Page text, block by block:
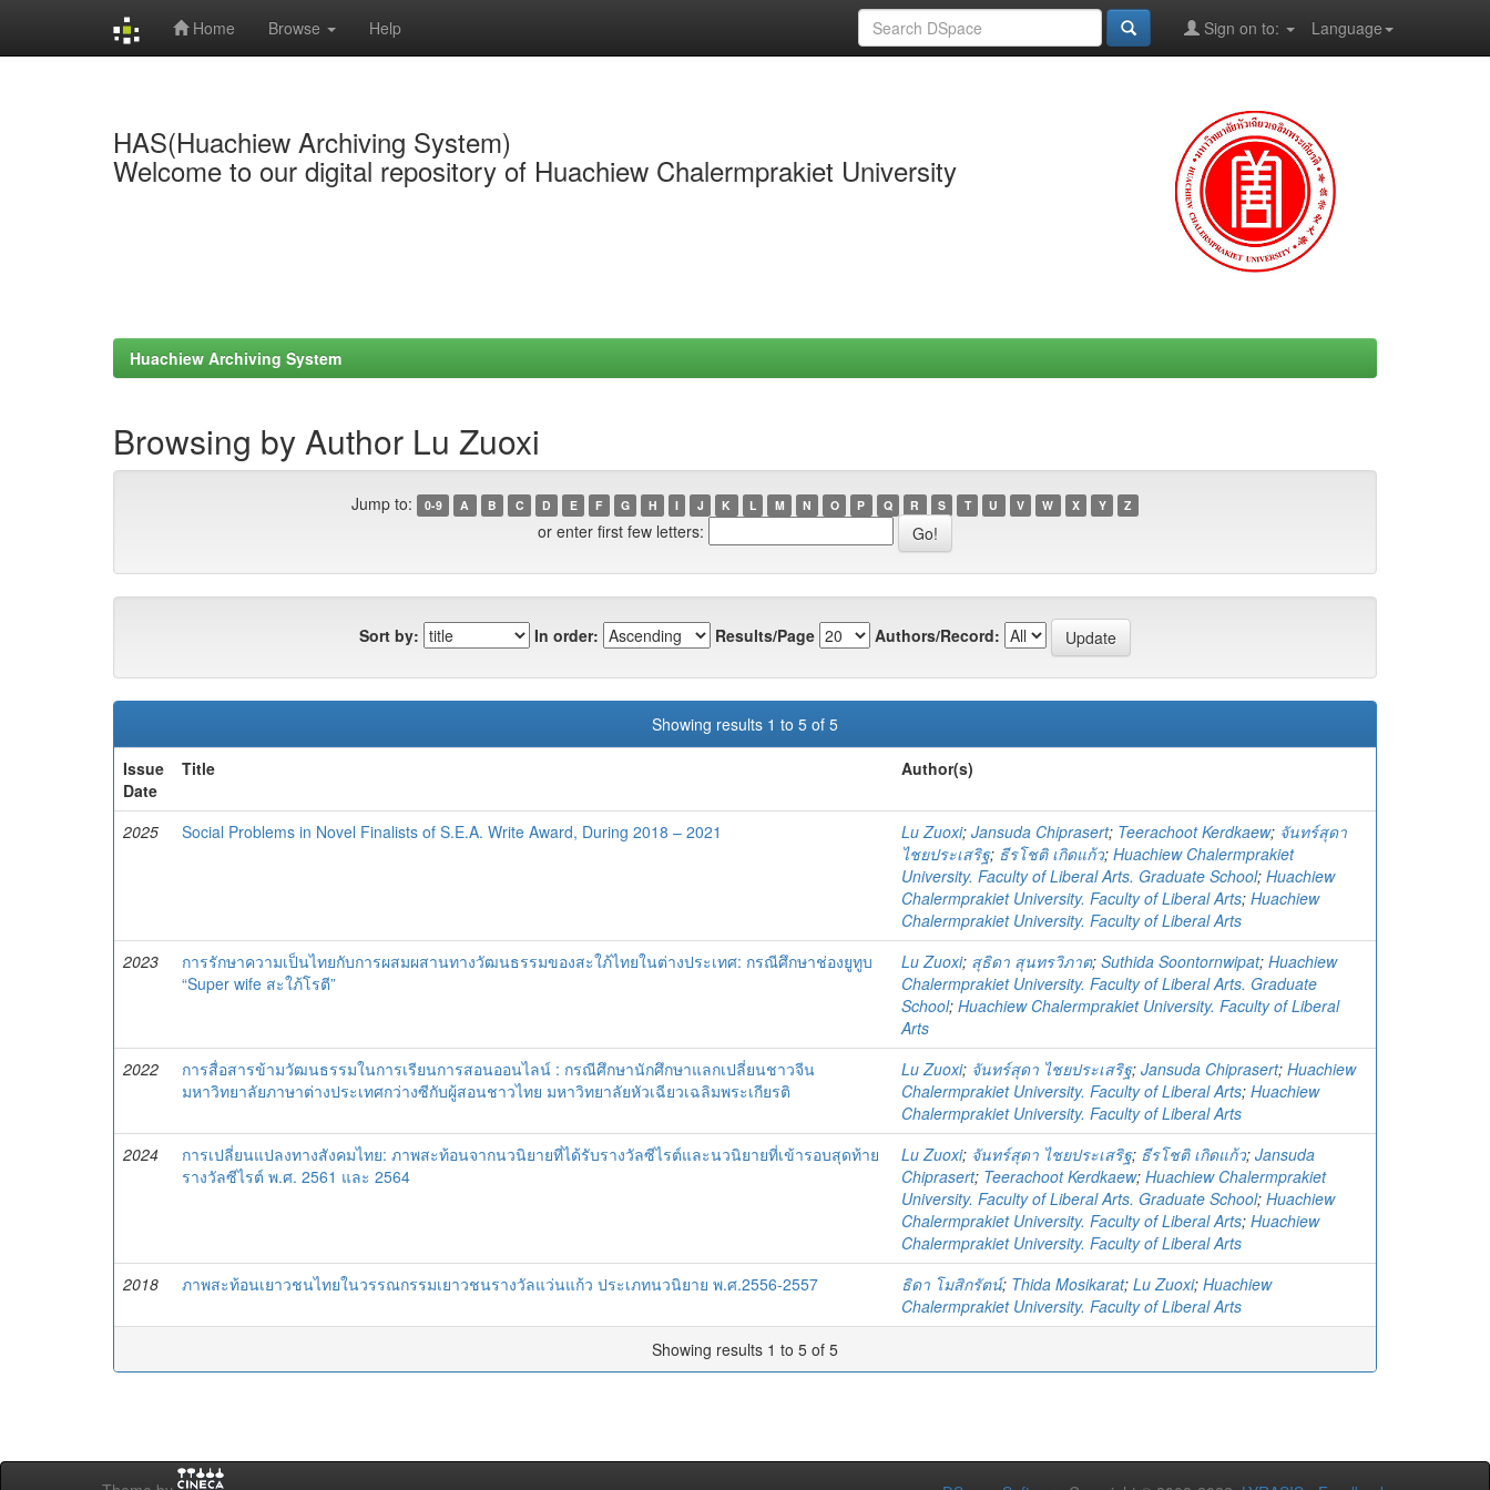
Home Browse Help Language
Sign on to:
HAS(Huachiew Archiving System)
Welcome to our digital repository of Huachiew Chalermprakiet University
Huachiew Archiving System
Browsing by Author Lu Zuoxi
Jump to: 0-9 A B C D E F G H I J K L M N O P Q R S T U V W X Y Z
or enter first few letters:
Sort by: In order: Results/Page Authors/Record:
Showing results 1 to 5 of 5
Issue
Date
Title Author(s)
2025 Social Problems in Novel Finalists of S.E.A. Write Award, During 2018 – 2021 Lu Zuoxi; Jansuda Chiprasert; Teerachoot Kerdkaew; จันทร์สุดา
ไชยประเสริฐ; ธีรโชติ เกิดแก้ว; Huachiew Chalermprakiet
University. Faculty of Liberal Arts. Graduate School; Huachiew
Chalermprakiet University. Faculty of Liberal Arts; Huachiew
Chalermprakiet University. Faculty of Liberal Arts
2023
การรักษาความเป็นไทยกับการผสมผสานทางวัฒนธรรมของสะใภ้ไทยในต่างประเทศ: กรณีศึกษาช่องยูทูบ
“Super wife สะใภ้โรตี”
Lu Zuoxi; สุธิดา สุนทรวิภาต; Suthida Soontornwipat; Huachiew
Chalermprakiet University. Faculty of Liberal Arts. Graduate
School; Huachiew Chalermprakiet University. Faculty of Liberal
Arts
2022
การสื่อสารข้ามวัฒนธรรมในการเรียนการสอนออนไลน์ : กรณีศึกษานักศึกษาแลกเปลี่ยนชาวจีน
มหาวิทยาลัยภาษาต่างประเทศกว่างซีกับผู้สอนชาวไทย มหาวิทยาลัยหัวเฉียวเฉลิมพระเกียรติ
Lu Zuoxi; จันทร์สุดา ไชยประเสริฐ; Jansuda Chiprasert; Huachiew
Chalermprakiet University. Faculty of Liberal Arts; Huachiew
Chalermprakiet University. Faculty of Liberal Arts
2024
การเปลี่ยนแปลงทางสังคมไทย: ภาพสะท้อนจากนวนิยายที่ได้รับรางวัลซีไรต์และนวนิยายที่เข้ารอบสุดท้าย
รางวัลซีไรต์ พ.ศ. 2561 และ 2564
Lu Zuoxi; จันทร์สุดา ไชยประเสริฐ; ธีรโชติ เกิดแก้ว; Jansuda
Chiprasert; Teerachoot Kerdkaew; Huachiew Chalermprakiet
University. Faculty of Liberal Arts. Graduate School; Huachiew
Chalermprakiet University. Faculty of Liberal Arts; Huachiew
Chalermprakiet University. Faculty of Liberal Arts
2018
ภาพสะท้อนเยาวชนไทยในวรรณกรรมเยาวชนรางวัลแว่นแก้ว ประเภทนวนิยาย พ.ศ.2556-2557 ธิดา โมสิกรัตน์; Thida Mosikarat; Lu Zuoxi; Huachiew
Chalermprakiet University. Faculty of Liberal Arts
Showing results 1 to 5 of 5